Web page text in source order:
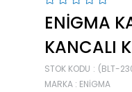
ENIGMA
KANCALI
STOK KODU
(BLT-
MARKA : ENIGMA